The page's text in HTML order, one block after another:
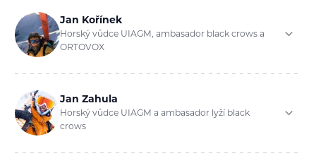
Jan Kořínek
Horský vůdce UIAGM, ambasador black crows a
ORTOVOX
Jan Zahula
Horský vůdce UIAGM a ambasador lyží black
crows